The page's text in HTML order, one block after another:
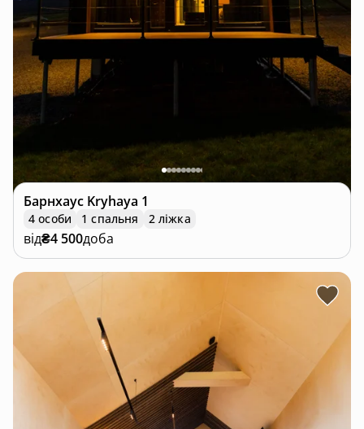
Барнхаус Kryhaya 1
4 особи 1 спальня 2 ліжка
від₴4 500доба